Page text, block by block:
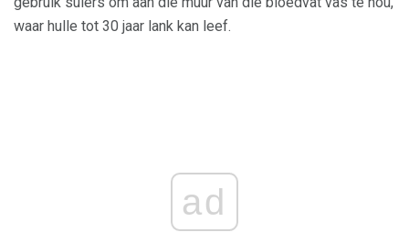
waar hulle tot 30 jaar lank kan leef.
ad